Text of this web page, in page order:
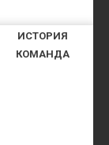
ИСТОРИЯ
КОМАНДА